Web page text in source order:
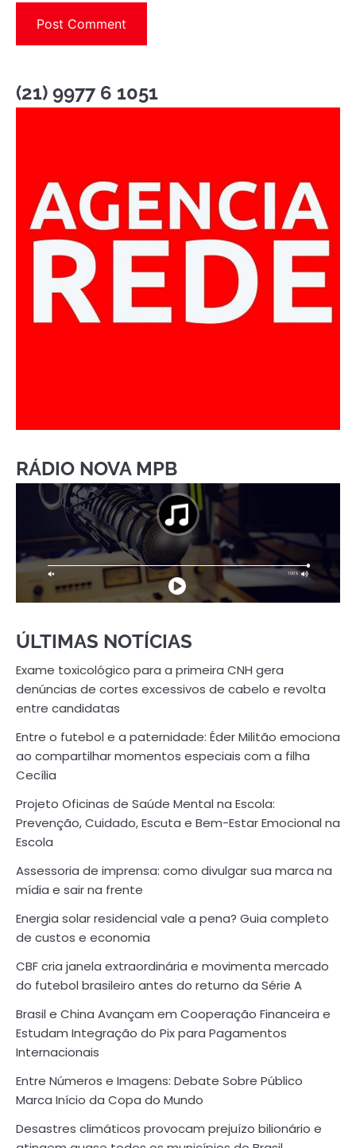
(21) 9977 6 1051
RÁDIO NOVA MPB
ÚLTIMAS NOTÍCIAS
Exame toxicológico para a primeira CNH gera
denúncias de cortes excessivos de cabelo e revolta
entre candidatas
Entre o futebol e a paternidade: Éder Militão emociona
ao compartilhar momentos especiais com a filha
Cecília
Projeto Oficinas de Saúde Mental na Escola:
Prevenção, Cuidado, Escuta e Bem-Estar Emocional na
Escola
Assessoria de imprensa: como divulgar sua marca na
mídia e sair na frente
Energia solar residencial vale a pena? Guia completo
de custos e economia
CBF cria janela extraordinária e movimenta mercado
do futebol brasileiro antes do returno da Série A
Brasil e China Avançam em Cooperação Financeira e
Estudam Integração do Pix para Pagamentos
Internacionais
Entre Números e Imagens: Debate Sobre Público
Marca Início da Copa do Mundo
Desastres climáticos provocam prejuízo bilionário e